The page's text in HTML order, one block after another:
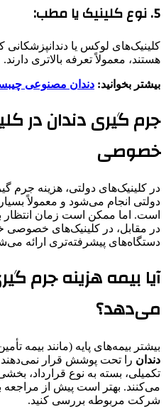
5. نوع کلینیک یا مطب:
کلینیک‌های لوکس یا دندانپزشکانی
هستند، معمولاً تعرفه بالاتری دارند.
بیشتر بخوانید: دندان مصنوعی
جرم گیری دندان در
خصوصی
در کلینیک‌های دولتی، هزینه جرم
دولتی انجام می‌شود و معمولاً
است. اما ممکن است زمان انتظار
در مقابل، در کلینیک‌های خصوصی
دستگاه‌های پیشرفته‌تری ارائه
آیا بیمه هزینه جرم
می‌دهد؟
بیشتر بیمه‌های پایه (مانند بیمه
دندان را تحت پوشش قرار
تکمیلی، بسته به نوع قرارداد،
می‌کنند. بهتر است پیش از مراجعه
شرکت مربوطه بررسی کنید.